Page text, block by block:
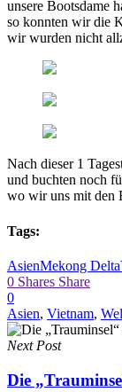
unsere Bootsdame
so konnten wir die
wir wurden nicht
Nach dieser 1
und buchten noch
wo wir uns mit den
Tags:
AsienMekong Delta
0 Shares Share
0
Asien, Vietnam,
Next Post
Die